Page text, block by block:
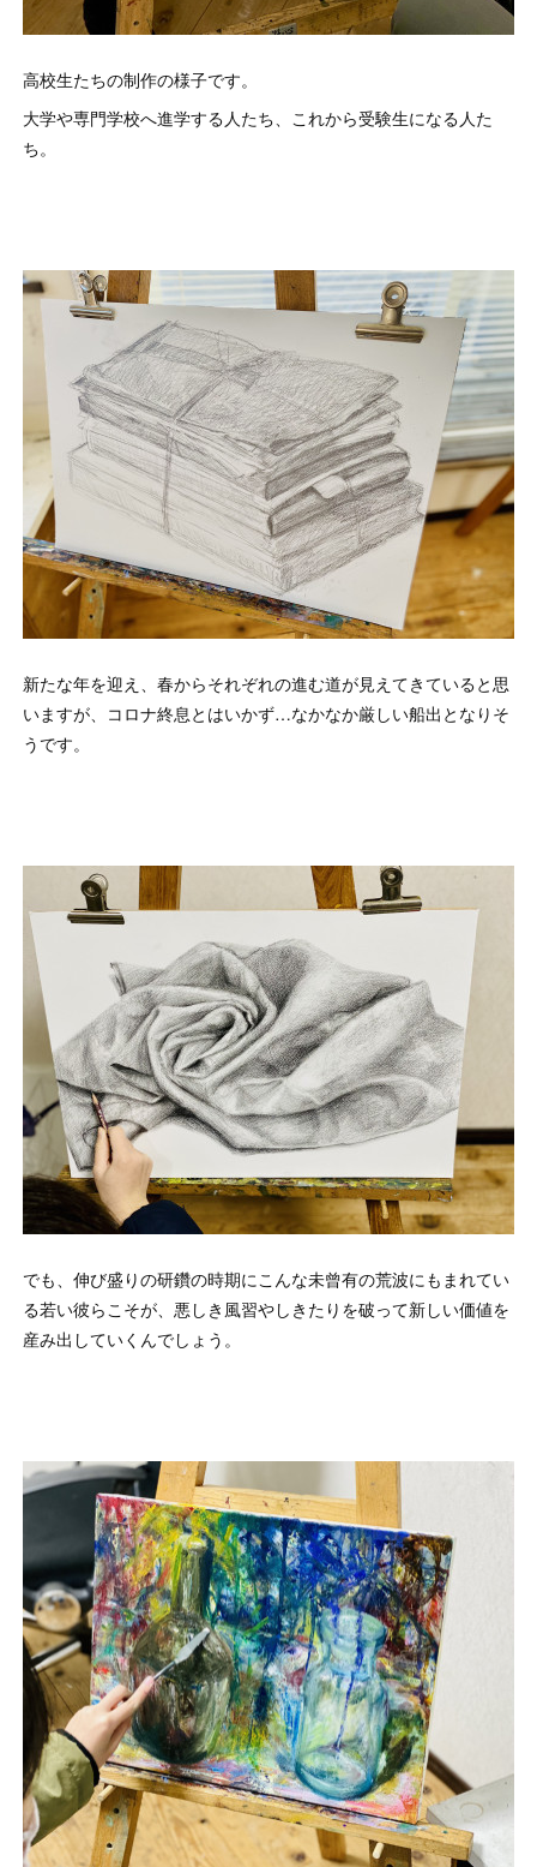
高校生たちの制作の様子です。
大学や専門学校へ進学する人たち、これから受験生になる人た
ち。
新たな年を迎え、春からそれぞれの進む道が見えてきていると思
いますが、コロナ終息とはいかず…なかなか厳しい船出となりそ
うです。
でも、伸び盛りの研鑽の時期にこんな未曾有の荒波にもまれてい
る若い彼らこそが、悪しき風習やしきたりを破って新しい価値を
産み出していくんでしょう。